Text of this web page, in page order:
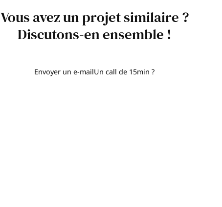
Vous avez un projet similaire ?
Discutons-en ensemble !
Envoyer un e-mailUn call de 15min ?